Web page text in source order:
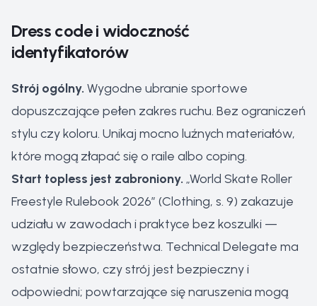
Dress code i widoczność
identyfikatorów
Strój ogólny. Wygodne ubranie sportowe
dopuszczające pełen zakres ruchu. Bez ograniczeń
stylu czy koloru. Unikaj mocno luźnych materiałów,
które mogą złapać się o raile albo coping.
Start topless jest zabroniony. „World Skate Roller
Freestyle Rulebook 2026” (Clothing, s. 9) zakazuje
udziału w zawodach i praktyce bez koszulki —
względy bezpieczeństwa. Technical Delegate ma
ostatnie słowo, czy strój jest bezpieczny i
odpowiedni; powtarzające się naruszenia mogą